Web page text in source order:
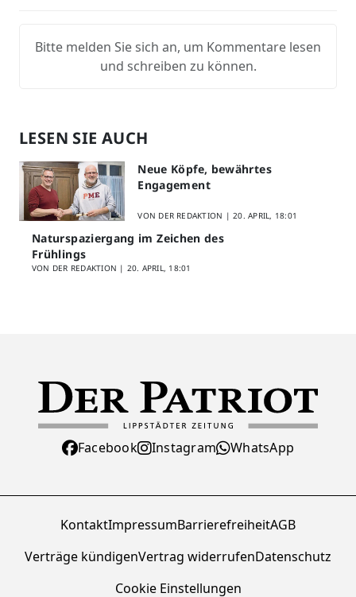
Bitte melden Sie sich an, um Kommentare lesen
und schreiben zu können.
LESEN SIE AUCH
Neue Köpfe, bewährtes
Engagement
VON DER REDAKTION |20. APRIL, 18:01
Naturspaziergang im Zeichen des
Frühlings
VON DER REDAKTION | 20. APRIL, 18:01
Facebook Instagram WhatsApp
KontaktImpressumBarrierefreiheitAGB
Verträge kündigenVertrag widerrufenDatenschutz
Cookie Einstellungen